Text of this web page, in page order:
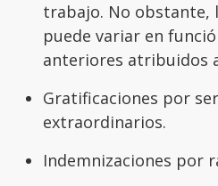
trabajo. No obstante,
puede variar en
anteriores atribuidos
Gratificaciones por
extraordinarios.
Indemnizaciones por